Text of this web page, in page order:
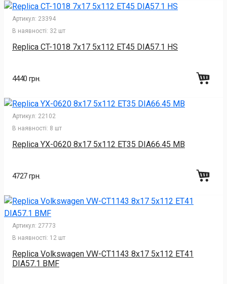
Артикул: 23394
В наявності: 32 шт
Replica CT-1018 7x17 5x112 ET45 DIA57.1 HS
4440 грн.
Артикул: 22102
В наявності: 8 шт
Replica YX-0620 8x17 5x112 ET35 DIA66.45 MB
4727 грн.
Артикул: 27773
В наявності: 12 шт
Replica Volkswagen VW-CT1143 8x17 5x112 ET41
DIA57.1 BMF